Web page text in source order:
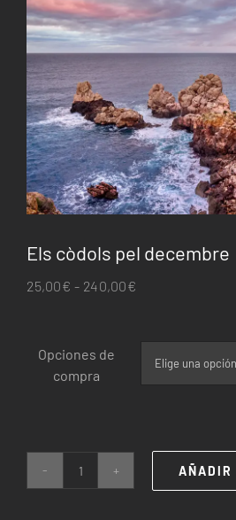
Els còdols pel decembre
25,00€ - 240,00€
desde
25,00€
Opciones de
compra
Els
AÑADIR